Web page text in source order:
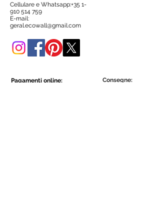
Puoi acquistarlo anche in questo
negozio online.
Cellulare e Whatsapp:+35 1-
910 514 759
E-mail:
geral.ecowall@gmail.com
Pagamenti online: Consegne: